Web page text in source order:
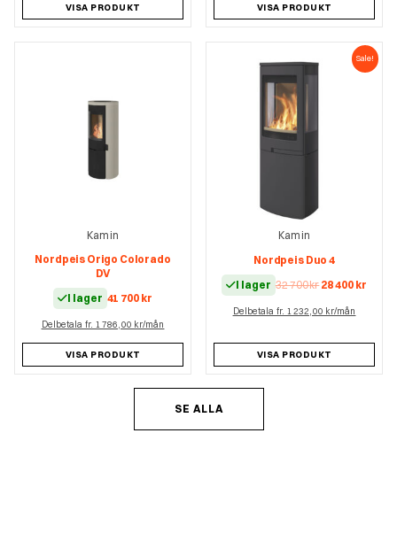
VISA PRODUKT VISA PRODUKT
Kamin
Nordpeis Origo Colorado
DV
I lager 41 700 kr
Delbetala fr. 1 786,00 kr/mån
VISA PRODUKT
Sale!
Kamin
Nordpeis Duo 4
I lager 32 700krDet
priset
32
700 kr.
28 400 krDet
28
Delbetala fr. 1 232,00 kr/mån
VISA PRODUKT
SE ALLA